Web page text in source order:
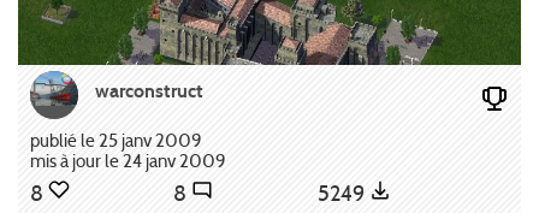
warconstruct
publié le 25 janv 2009
mis à jour le 24 janv 2009
8 8 5249